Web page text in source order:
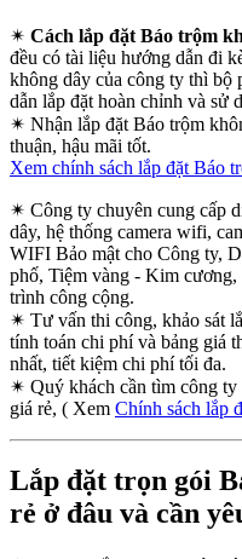
✴ Cách lắp đặt Báo trộm
đều có tài liệu hướng dẫn đi
không dây của công ty thì bộ
dẫn lắp đặt hoàn chỉnh và sử
✴ Nhận lắp đặt Báo trộm
thuận, hậu mãi tốt.
Xem chính sách lắp đặt Báo
✴ Công ty chuyên cung cấp
dây, hệ thống camera wifi,
WIFI Bảo mật cho Công ty,
phố, Tiệm vàng - Kim
trình công cộng.
✴ Tư vấn thi công, khảo sát
tính toán chi phí và bảng giá
nhất, tiết kiệm chi phí tối đa.
✴ Quý khách cần tìm công
giá rẻ, ( Xem Chính sách lắp
Lắp đặt trọn gói
rẻ ở đâu và cần